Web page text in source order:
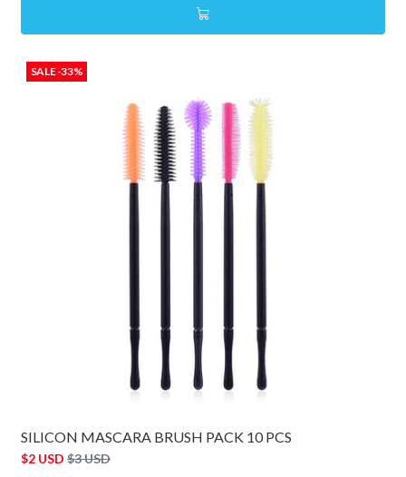
SALE -33%
SILICON MASCARA BRUSH PACK 10 PCS
$2 USD $3 USD